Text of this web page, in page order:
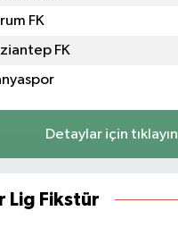
FK
FK
Detaylar için tıklayın
Lig Fikstür